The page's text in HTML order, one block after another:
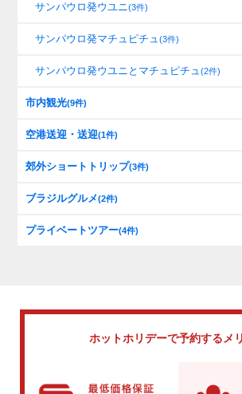
サンパウロ発ウユニ(3件)
サンパウロ発マチュピチュ(3件)
サンパウロ発ウユニとマチュピチュ(2件)
市内観光(9件)
空港送迎・送迎(1件)
郊外ショートトリップ(3件)
ブラジルグルメ(2件)
プライベートツアー(4件)
ホットホリデーで予約するメ